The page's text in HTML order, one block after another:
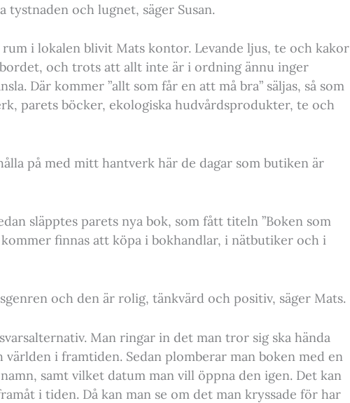
tystnaden och lugnet, säger Susan.
i lokalen blivit Mats kontor. Levande ljus, te och kakor
och trots att allt inte är i ordning ännu inger
Där kommer ”allt som får en att må bra” säljas, så som
parets böcker, ekologiska hudvårdsprodukter, te och
på med mitt hantverk här de dagar som butiken är
släpptes parets nya bok, som fått titeln ”Boken som
kommer finnas att köpa i bokhandlar, i nätbutiker och i
och den är rolig, tänkvärd och positiv, säger Mats.
Man ringar in det man tror sig ska hända
världen i framtiden. Sedan plomberar man boken med en
samt vilket datum man vill öppna den igen. Det kan
i tiden. Då kan man se om det man kryssade för har